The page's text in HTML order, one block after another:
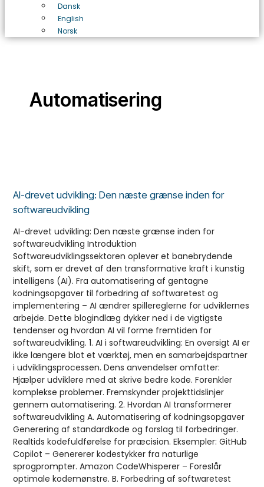
Dansk
English
Norsk
Automatisering
AI-drevet udvikling: Den næste grænse inden for
softwareudvikling
AI-drevet udvikling: Den næste grænse inden for
softwareudvikling Introduktion
Softwareudviklingssektoren oplever et banebrydende
skift, som er drevet af den transformative kraft i kunstig
intelligens (AI). Fra automatisering af gentagne
kodningsopgaver til forbedring af softwaretest og
implementering – AI ændrer spillereglerne for udviklernes
arbejde. Dette blogindlæg dykker ned i de vigtigste
tendenser og hvordan AI vil forme fremtiden for
softwareudvikling. 1. AI i softwareudvikling: En oversigt AI er
ikke længere blot et værktøj, men en samarbejdspartner
i udviklingsprocessen. Dens anvendelser omfatter:
Hjælper udviklere med at skrive bedre kode. Forenkler
komplekse problemer. Fremskynder projekttidslinjer
gennem automatisering. 2. Hvordan AI transformerer
softwareudvikling A. Automatisering af kodningsopgaver
Generering af standardkode og forslag til forbedringer.
Realtids kodefuldførelse for præcision. Eksempler: GitHub
Copilot – Genererer kodestykker fra naturlige
sprogprompter. Amazon CodeWhisperer – Foreslår
optimale kodemønstre. B. Forbedring af softwaretest